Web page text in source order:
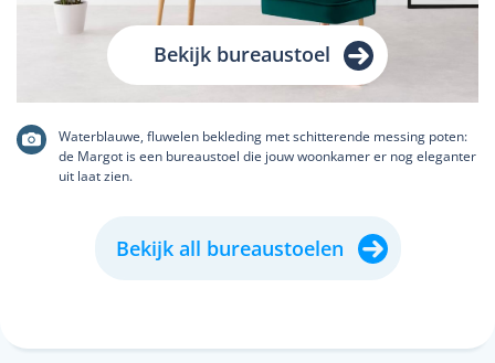
Bekijk bureaustoel
Waterblauwe, fluwelen bekleding met schitterende messing poten:
de Margot is een bureaustoel die jouw woonkamer er nog eleganter
uit laat zien.
Bekijk all bureaustoelen